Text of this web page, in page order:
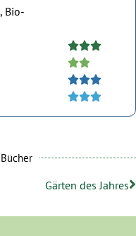
Bio-




Gärten des Jahres